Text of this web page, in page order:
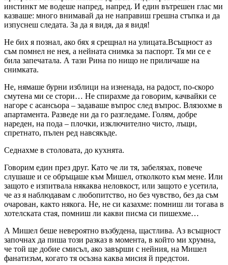
инстинкт ме водеше напред, напред. И един вътрешен глас ми
казваше: много внимавай да не направиш грешна стъпка и да
изпуснеш следата. За да я видя, да я видя!
Не бих я познал, ако бях я срещнал на улицата.Всъщност аз
съм помнел не нея, а нейната снимка за паспорт. Тя ми се е
била запечатала. А тази Рина по нищо не приличаше на
снимката.
Не, нямаше бурни изблици на изненада, на радост, по-скоро
смутена ми се стори… Не спирахме да говорим, качвайки се
нагоре с асансьора – задаваше въпрос след въпрос. Влязохме в
апартамента. Разведе ни да го разгледаме. Голям, добре
нареден, на пода – плочки, изключително чисто, лъщи,
спретнато, пълен ред навсякъде.
Седнахме в столовата, до кухнята.
Говорим един през друг. Като че ли тя, забелязах, повече
слушаше и се обръщаше към Мишел, отколкото към мене. Или
защото е изпитвала някаква неловкост, или защото е усетила,
че аз я наблюдавам с любопитство, но без чувство, без да съм
очарован, както някога. Не, не си казахме: помниш ли тогава в
хотелската стая, помниш ли какви писма си пишехме…
А Мишел беше невероятно възбудена, щастлива. Аз всъщност
започнах да пиша този разказ в момента, в който ми хрумна,
че той ще добие смисъл, ако завърши с нейния, на Мишел
фанатизъм, когато тя осъзна каква мисия й предстои.